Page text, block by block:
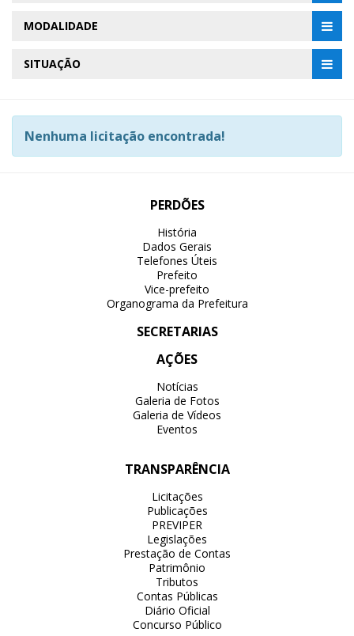
MODALIDADE
SITUAÇÃO
Nenhuma licitação encontrada!
PERDÕES
História
Dados Gerais
Telefones Úteis
Prefeito
Vice-prefeito
Organograma da Prefeitura
SECRETARIAS
AÇÕES
Notícias
Galeria de Fotos
Galeria de Vídeos
Eventos
TRANSPARÊNCIA
Licitações
Publicações
PREVIPER
Legislações
Prestação de Contas
Patrimônio
Tributos
Contas Públicas
Diário Oficial
Concurso Público